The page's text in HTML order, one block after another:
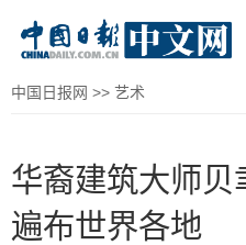
中国日报网 >> 艺术
华裔建筑大师贝
遍布世界各地